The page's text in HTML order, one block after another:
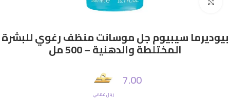
بيوديرما سيبيوم جل موسانت منظف رغوي للبشرة
المختلطة والدهنية – 500 مل
7.00
ريال عماني